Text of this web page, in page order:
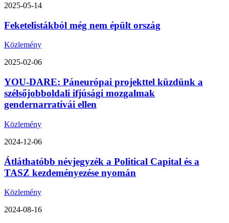
2025-05-14
Feketelistákból még nem épült ország
Közlemény
2025-02-06
YOU-DARE: Páneurópai projekttel küzdünk a
szélsőjobboldali ifjúsági mozgalmak
gendernarratívái ellen
Közlemény
2024-12-06
Átláthatóbb névjegyzék a Political Capital és a
TASZ kezdeményezése nyomán
Közlemény
2024-08-16